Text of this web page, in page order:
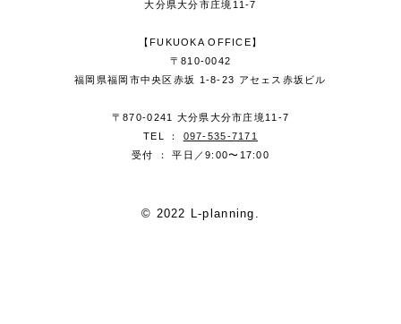
大分県大分市庄境11-7
【FUKUOKA OFFICE】
〒810-0042
福岡県福岡市中央区赤坂 1-8-23 アセェス赤坂ビル
〒870-0241 大分県大分市庄境11-7
TEL ： 097-535-7171
受付 ： 平日／9:00〜17:00
© 2022 L-planning.